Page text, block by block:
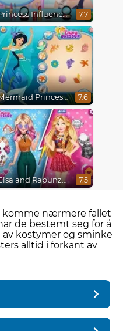
Princess Influencer Winter Wonderland 7.7
Mermaid Princesses 7.6
Elsa and Rapunzel Princess Rivalry 7.5
komme nærmere fallet
de bestemt seg for å
kostymer og sminke
alltid i forkant av